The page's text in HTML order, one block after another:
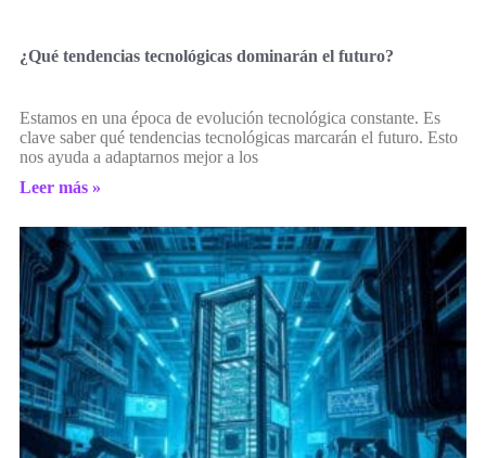
¿Qué tendencias tecnológicas dominarán el futuro?
Estamos en una época de evolución tecnológica constante. Es
clave saber qué tendencias tecnológicas marcarán el futuro. Esto
nos ayuda a adaptarnos mejor a los
Leer más »